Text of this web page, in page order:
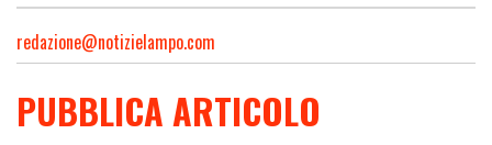
redazione@notizielampo.com
PUBBLICA ARTICOLO